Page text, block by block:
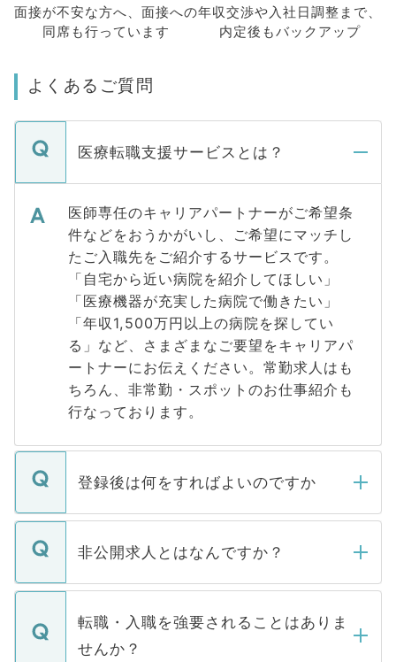
面接が不安な方へ、 面接への
同席も行っています
年収交渉や入社日調整まで、
内定後もバックアップ
よくあるご質問
医療転職支援サービスとは？
医師専任のキャリアパートナーがご希望条
件などをおうかがいし、ご希望にマッチし
たご入職先をご紹介するサービスです。
「自宅から近い病院を紹介してほしい」
「医療機器が充実した病院で働きたい」
「年収1,500万円以上の病院を探してい
る」など、さまざまなご要望をキャリアパ
ートナーにお伝えください。常勤求人はも
ちろん、非常勤・スポットのお仕事紹介も
行なっております。
登録後は何をすればよいのですか
ご登録いただきましたら、弊社担当者がご
登録内容を確認し、その後メールもしくは
ます。通常、5営業日以内にはご連絡をせて
いただきますので、しばらくお待ちくださ
非公開求人とはなんですか？
マイナビDOCTORで取り扱っている求人の
うち約3割は、Webサイトからご覧いただ
けない「非公開求人」です。非公開求人は
転職・入職を強要されることはありま
せんか？